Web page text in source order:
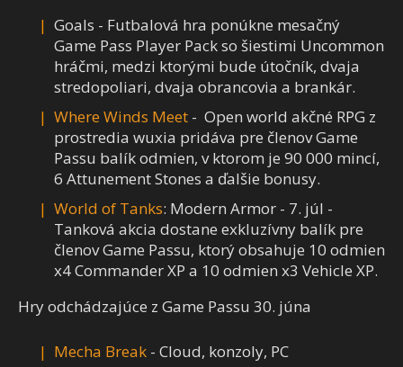
Goals - Futbalová hra ponúkne mesačný
Game Pass Player Pack so šiestimi Uncommon
hráčmi, medzi ktorými bude útočník, dvaja
stredopoliari, dvaja obrancovia a brankár.
Where Winds Meet - Open world akčné RPG z
prostredia wuxia pridáva pre členov Game
Passu balík odmien, v ktorom je 90 000 mincí,
6 Attunement Stones a ďalšie bonusy.
World of Tanks: Modern Armor - 7. júl -
Tanková akcia dostane exkluzívny balík pre
členov Game Passu, ktorý obsahuje 10 odmien
x4 Commander XP a 10 odmien x3 Vehicle XP.
Hry odchádzajúce z Game Passu 30. júna
Mecha Break - Cloud, konzoly, PC